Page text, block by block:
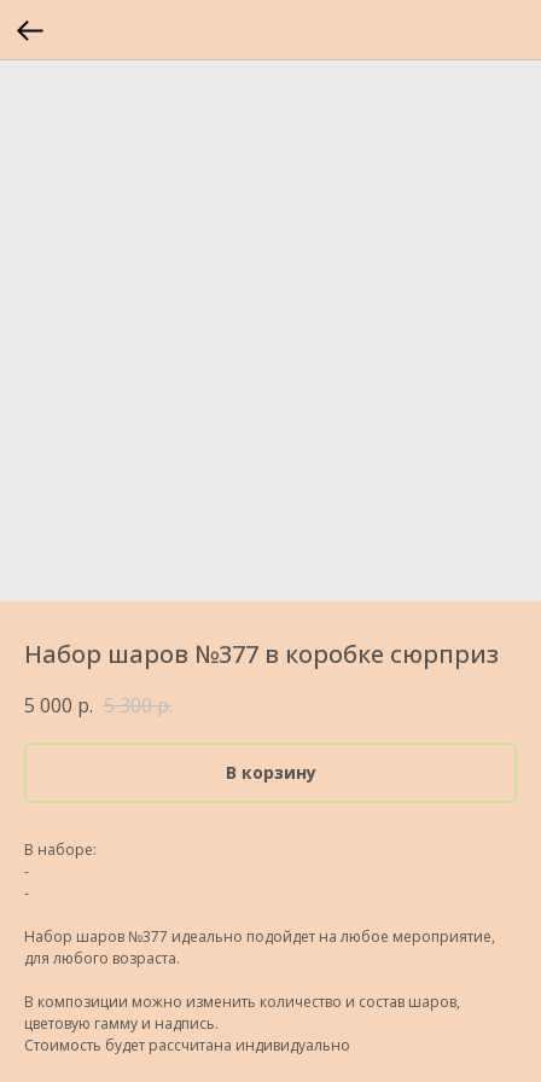
Набор шаров №377 в коробке сюрприз
5 000 р. 5 300р.
В корзину
В наборе:
-
-
Набор шаров №377 идеально подойдет на любое мероприятие,
для любого возраста.
В композиции можно изменить количество и состав шаров,
цветовую гамму и надпись.
Стоимость будет рассчитана индивидуально